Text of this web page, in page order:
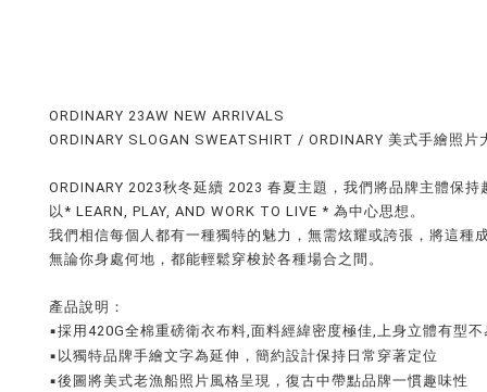
ORDINARY 23AW NEW ARRIVALS
ORDINARY SLOGAN SWEATSHIRT / ORDINARY 美式手繪照片
ORDINARY 2023秋冬延續 2023 春夏主題，我們將品牌主體保
以* LEARN, PLAY, AND WORK TO LIVE * 為中心思想。
我們相信每個人都有一種獨特的魅力，無需炫耀或誇張，將這種
無論你身處何地，都能輕鬆穿梭於各種場合之間。
產品說明：
▪採用420G全棉重磅衛衣布料,面料經緯密度極佳,上身立體有型
▪以獨特品牌手繪文字為延伸，簡約設計保持日常穿著定位
▪後圖將美式老漁船照片風格呈現，復古中帶點品牌一慣趣味性